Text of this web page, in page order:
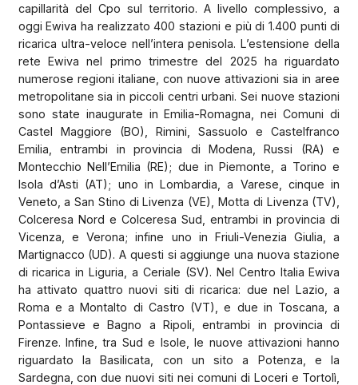
capillarità del Cpo sul territorio. A livello complessivo, a
oggi Ewiva ha realizzato 400 stazioni e più di 1.400 punti di
ricarica ultra-veloce nell’intera penisola. L’estensione della
rete Ewiva nel primo trimestre del 2025 ha riguardato
numerose regioni italiane, con nuove attivazioni sia in aree
metropolitane sia in piccoli centri urbani. Sei nuove stazioni
sono state inaugurate in Emilia-Romagna, nei Comuni di
Castel Maggiore (BO), Rimini, Sassuolo e Castelfranco
Emilia, entrambi in provincia di Modena, Russi (RA) e
Montecchio Nell’Emilia (RE); due in Piemonte, a Torino e
Isola d’Asti (AT); uno in Lombardia, a Varese, cinque in
Veneto, a San Stino di Livenza (VE), Motta di Livenza (TV),
Colceresa Nord e Colceresa Sud, entrambi in provincia di
Vicenza, e Verona; infine uno in Friuli-Venezia Giulia, a
Martignacco (UD). A questi si aggiunge una nuova stazione
di ricarica in Liguria, a Ceriale (SV). Nel Centro Italia Ewiva
ha attivato quattro nuovi siti di ricarica: due nel Lazio, a
Roma e a Montalto di Castro (VT), e due in Toscana, a
Pontassieve e Bagno a Ripoli, entrambi in provincia di
Firenze. Infine, tra Sud e Isole, le nuove attivazioni hanno
riguardato la Basilicata, con un sito a Potenza, e la
Sardegna, con due nuovi siti nei comuni di Loceri e Tortolì,